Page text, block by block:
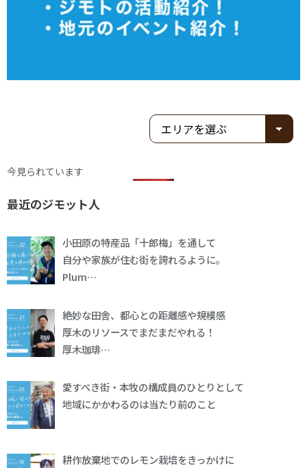
今見られています
最近のジモット人
小田原の特産品「十郎梅」を通して
自分や家族が住む街を誇れるように。
Plum…
絶妙な田舎、都心との距離感や規模感
厚木のリソースでまだまだやれる！
厚木珈琲…
愛すべき街・本牧の構成員のひとりとして
地域にかかわるのは当たり前のこと
耕作放棄地でのレモン栽培をきっかけに